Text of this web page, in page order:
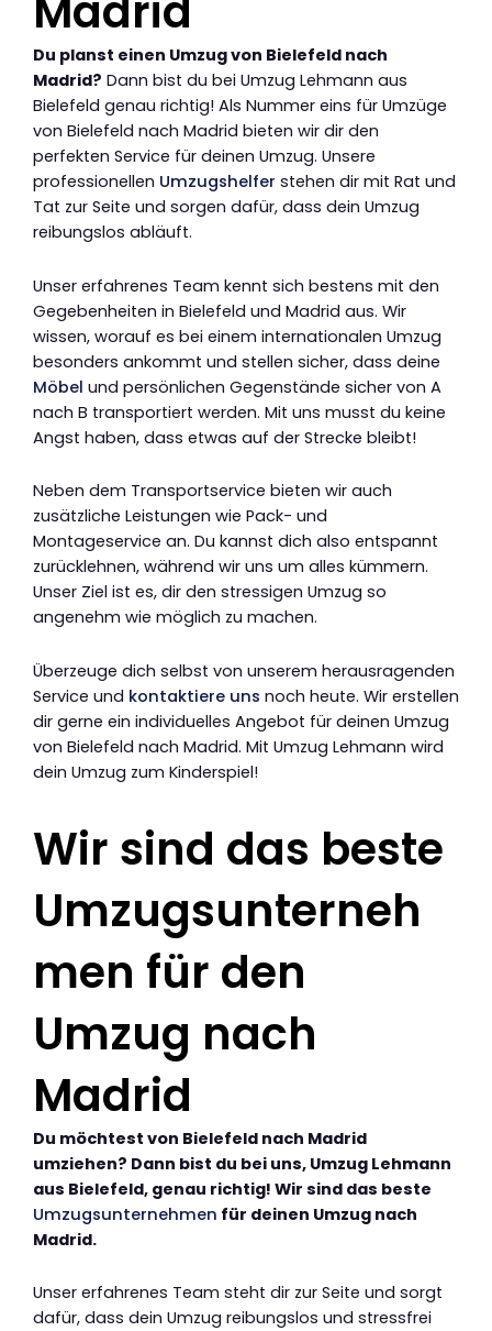
Madrid
Du planst einen Umzug von Bielefeld nach
Madrid? Dann bist du bei Umzug Lehmann aus
Bielefeld genau richtig! Als Nummer eins für Umzüge
von Bielefeld nach Madrid bieten wir dir den
perfekten Service für deinen Umzug. Unsere
professionellen Umzugshelfer stehen dir mit Rat und
Tat zur Seite und sorgen dafür, dass dein Umzug
reibungslos abläuft.
Unser erfahrenes Team kennt sich bestens mit den
Gegebenheiten in Bielefeld und Madrid aus. Wir
wissen, worauf es bei einem internationalen Umzug
besonders ankommt und stellen sicher, dass deine
Möbel und persönlichen Gegenstände sicher von A
nach B transportiert werden. Mit uns musst du keine
Angst haben, dass etwas auf der Strecke bleibt!
Neben dem Transportservice bieten wir auch
zusätzliche Leistungen wie Pack- und
Montageservice an. Du kannst dich also entspannt
zurücklehnen, während wir uns um alles kümmern.
Unser Ziel ist es, dir den stressigen Umzug so
angenehm wie möglich zu machen.
Überzeuge dich selbst von unserem herausragenden
Service und kontaktiere uns noch heute. Wir erstellen
dir gerne ein individuelles Angebot für deinen Umzug
von Bielefeld nach Madrid. Mit Umzug Lehmann wird
dein Umzug zum Kinderspiel!
Wir sind das beste
Umzugsunterneh
men für den
Umzug nach
Madrid
Du möchtest von Bielefeld nach Madrid
umziehen? Dann bist du bei uns, Umzug Lehmann
aus Bielefeld, genau richtig! Wir sind das beste
Umzugsunternehmen für deinen Umzug nach
Madrid.
Unser erfahrenes Team steht dir zur Seite und sorgt
dafür, dass dein Umzug reibungslos und stressfrei